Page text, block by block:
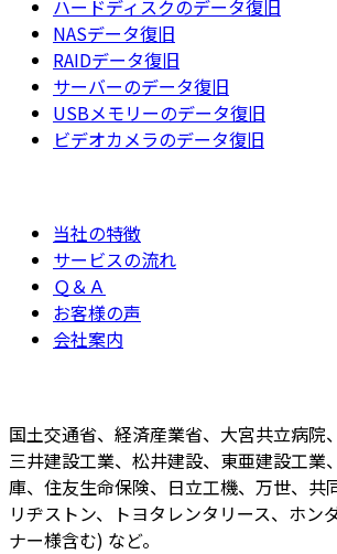
ハードディスクのデータ復旧
NASデータ復旧
RAIDデータ復旧
サーバーのデータ復旧
USBメモリーのデータ復旧
ビデオカメラのデータ復旧
当社の特徴
サービスの流れ
Ｑ＆Ａ
お客様の声
会社案内
国土交通省、経済産業省、大宮共立病院
三井建設工業、松井建設、東亜建設工
庫、住友生命保険、日立工機、万世、
リヂストン、トヨタレンタリース、ホ
ナー様含む) など。